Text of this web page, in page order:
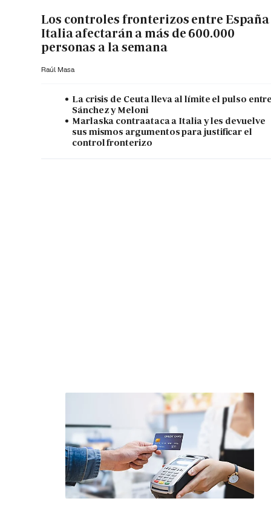
Los controles fronterizos entre España
Italia afectarán a más de 600.000
personas a la semana
Raúl Masa
La crisis de Ceuta lleva al límite el pulso
Sánchez y Meloni
Marlaska contraataca a Italia y les devuelve
sus mismos argumentos para justificar el
control fronterizo